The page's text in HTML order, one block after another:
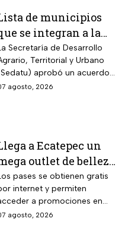
de municipios
se integran a la
Metropolitana
Valle de México
Secretaría de Desarrollo
Territorial y Urbano
aprobó un acuerdo
que se integren más
agosto, 2026
a Ecatepec un
outlet de belleza
entrada gratis y
de hasta el
durante 5 días
consecutivos en
pases se obtienen gratis
internet y permiten
a promociones en
perfumes y
agosto, 2026